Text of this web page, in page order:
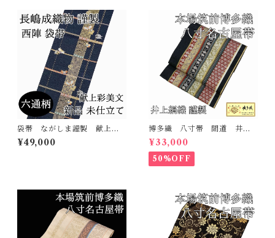
袋帯 ながしま謹製 献上彩
美文 六通柄 西陣 正絹
日本製 長嶋成織物 吉祥
¥49,000
博多織 八寸帯 間道 井上
絹織 正絹 日本製 未仕立
て 名古屋帯
¥33,000
50%OFF